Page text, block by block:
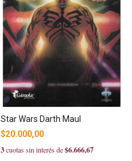
Star Wars Darth Maul
$20.000,00
3cuotas sin interés de$6.666,67